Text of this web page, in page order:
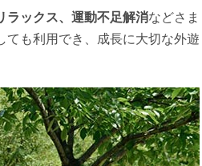
ラックス、運動不足解消などさま
ても利用でき、成長に大切な外遊